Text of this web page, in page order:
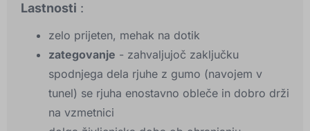
Lastnosti :
zelo prijeten, mehak na dotik
zategovanje - zahvaljujoč zaključku
spodnjega dela rjuhe z gumo (navojem v
tunel) se rjuha enostavno obleče in dobro drži
na vzmetnici